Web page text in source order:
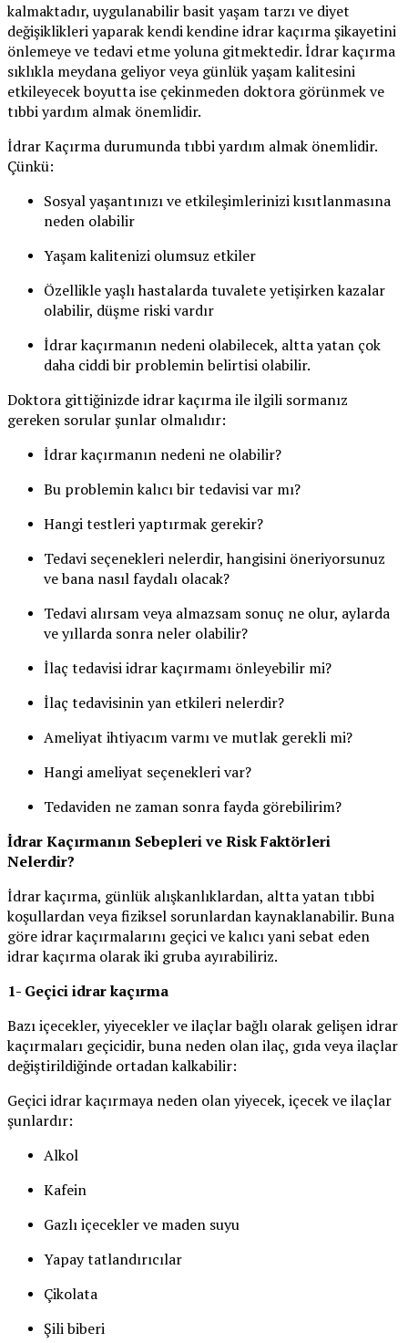
kalmaktadır, uygulanabilir basit yaşam tarzı ve diyet
değişiklikleri yaparak kendi kendine idrar kaçırma şikayetini
önlemeye ve tedavi etme yoluna gitmektedir. İdrar kaçırma
sıklıkla meydana geliyor veya günlük yaşam kalitesini
etkileyecek boyutta ise çekinmeden doktora görünmek ve
tıbbi yardım almak önemlidir.
İdrar Kaçırma durumunda tıbbi yardım almak önemlidir.
Çünkü:
Sosyal yaşantınızı ve etkileşimlerinizi kısıtlanmasına
neden olabilir
Yaşam kalitenizi olumsuz etkiler
Özellikle yaşlı hastalarda tuvalete yetişirken kazalar
olabilir, düşme riski vardır
İdrar kaçırmanın nedeni olabilecek, altta yatan çok
daha ciddi bir problemin belirtisi olabilir.
Doktora gittiğinizde idrar kaçırma ile ilgili sormanız
gereken sorular şunlar olmalıdır:
İdrar kaçırmanın nedeni ne olabilir?
Bu problemin kalıcı bir tedavisi var mı?
Hangi testleri yaptırmak gerekir?
Tedavi seçenekleri nelerdir, hangisini öneriyorsunuz
ve bana nasıl faydalı olacak?
Tedavi alırsam veya almazsam sonuç ne olur, aylarda
ve yıllarda sonra neler olabilir?
İlaç tedavisi idrar kaçırmamı önleyebilir mi?
İlaç tedavisinin yan etkileri nelerdir?
Ameliyat ihtiyacım varmı ve mutlak gerekli mi?
Hangi ameliyat seçenekleri var?
Tedaviden ne zaman sonra fayda görebilirim?
İdrar Kaçırmanın Sebepleri ve Risk Faktörleri
Nelerdir?
İdrar kaçırma, günlük alışkanlıklardan, altta yatan tıbbi
koşullardan veya fiziksel sorunlardan kaynaklanabilir. Buna
göre idrar kaçırmalarını geçici ve kalıcı yani sebat eden
idrar kaçırma olarak iki gruba ayırabiliriz.
1- Geçici idrar kaçırma
Bazı içecekler, yiyecekler ve ilaçlar bağlı olarak gelişen idrar
kaçırmaları geçicidir, buna neden olan ilaç, gıda veya ilaçlar
değiştirildiğinde ortadan kalkabilir:
Geçici idrar kaçırmaya neden olan yiyecek, içecek ve ilaçlar
şunlardır:
Alkol
Kafein
Gazlı içecekler ve maden suyu
Yapay tatlandırıcılar
Çikolata
Şili biberi